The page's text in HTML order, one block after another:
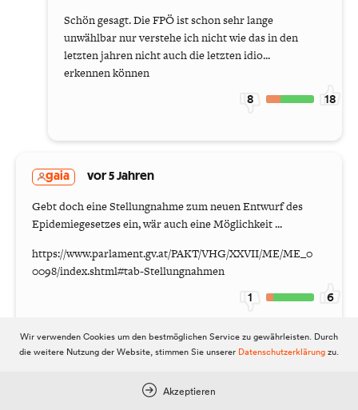
Schön gesagt. Die FPÖ ist schon sehr lange
unwählbar nur verstehe ich nicht wie das in den
letzten jahren nicht auch die letzten idio...
erkennen können
8 18
gaia vor 5 Jahren
Gebt doch eine Stellungnahme zum neuen Entwurf des
Epidemiegesetzes ein, wär auch eine Möglichkeit ...
https://www.parlament.gv.at/PAKT/VHG/XXVII/ME/ME_0
0098/index.shtml#tab-Stellungnahmen
1 6
Wir verwenden Cookies um den bestmöglichen Service zu gewährleisten. Durch
die weitere Nutzung der Website, stimmen Sie unserer Datenschutzerklärungzu.
Akzeptieren